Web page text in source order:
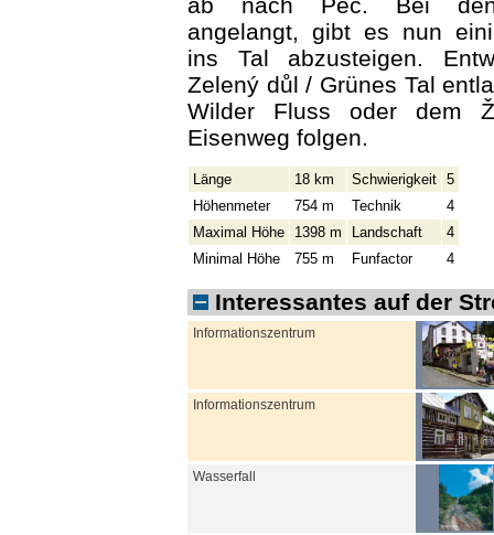
angelangt, gibt es nun
ins Tal abzusteigen.
Zelený důl / Grünes Tal
Wilder Fluss oder dem
Eisenweg folgen.
Länge 18 km Schwierigkeit 5
Höhenmeter
754 m Technik
4
Maximal Höhe
1398 m Landschaft
4
Minimal Höhe
755 m Funfactor 4
Interessantes auf der
Informationszentrum
Informationszentrum
Wasserfall